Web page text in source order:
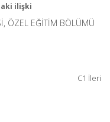
ilişki
ÖZEL EĞİTİM BÖLÜMÜ
C1 İleri